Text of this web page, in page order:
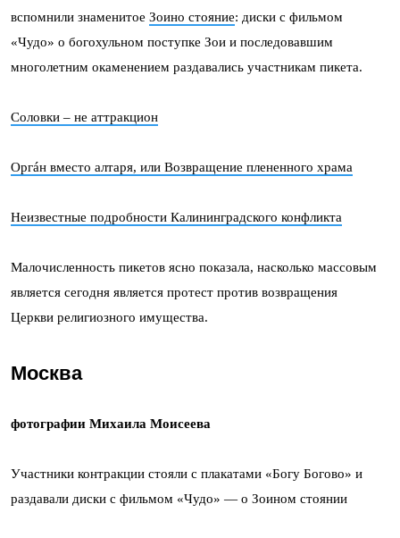
вспомнили знаменитое Зоино стояние: диски с фильмом
«Чудо» о богохульном поступке Зои и последовавшим
многолетним окаменением раздавались участникам пикета.
Соловки – не аттракцион
Оргáн вместо алтаря, или Возвращение плененного храма
Неизвестные подробности Калининградского конфликта
Малочисленность пикетов ясно показала, насколько массовым
является сегодня является протест против возвращения
Церкви религиозного имущества.
Москва
фотографии Михаила Моисеева
Участники контракции стояли с плакатами «Богу Богово» и
раздавали диски с фильмом «Чудо» — о Зоином стоянии